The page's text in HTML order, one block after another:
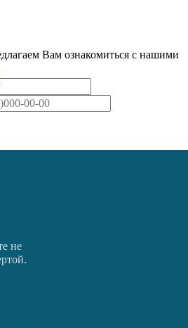
Вам ознакомиться с нашими
не